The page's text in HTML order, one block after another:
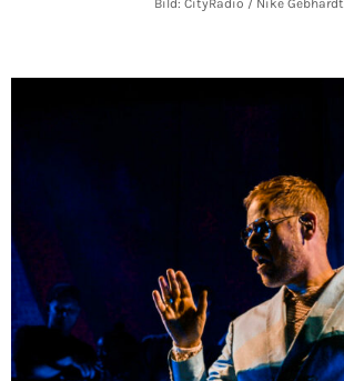
Bild: CityRadio / Nike Gebhardt